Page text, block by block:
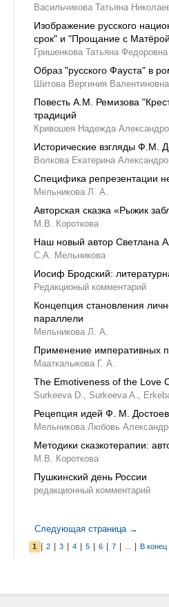
Васильчикова Татьяна
Изображение русского
срок" и "Прощание с
Гришенкова Татьяна Федоровна
Образ "русского Фауста" в
Шитова Вергиния Валентиновна
Повесть А.М. Ремизова
традиций
Кривошея Надежда
Исторические взгляды Ф.М.
Волкова Екатерина
Специфика репрезентации
Мельникова Л. А.
Авторская сказка «Рыжик
М.В. Короткова
Наш новый автор Светлана
С.А. Мельникова
Иосиф Бродский:
Редакционый комментарий
Концепция становления
параллели
Мельникова Л. А.
Применение императивных
Мааткалыкова Г. А.
The Emotiveness of the Love
Surkeeva D., Surkeeva A.,
Рецепция идей Ф. М.
Мельникова Любовь
Методики сказкотерапии:
М.В. Короткова
Пушкинский день России
редакционный комментарий
Следующая страница →
1 2 3 4 5 6 7 В конец